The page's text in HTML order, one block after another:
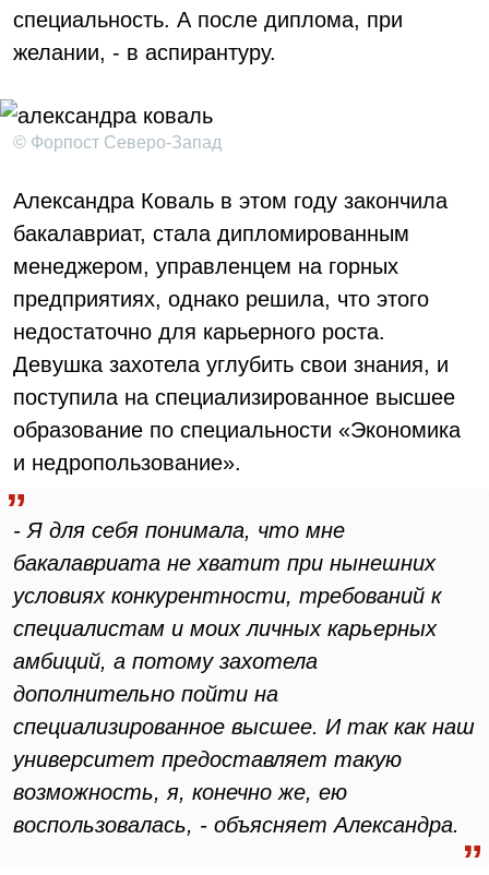
специальность. А после диплома, при
желании, - в аспирантуру.
© Форпост Северо-Запад
Александра Коваль в этом году закончила
бакалавриат, стала дипломированным
менеджером, управленцем на горных
предприятиях, однако решила, что этого
недостаточно для карьерного роста.
Девушка захотела углубить свои знания, и
поступила на специализированное высшее
образование по специальности «Экономика
и недропользование».
- Я для себя понимала, что мне
бакалавриата не хватит при нынешних
условиях конкурентности, требований к
специалистам и моих личных карьерных
амбиций, а потому захотела
дополнительно пойти на
специализированное высшее. И так как наш
университет предоставляет такую
возможность, я, конечно же, ею
воспользовалась, - объясняет Александра.